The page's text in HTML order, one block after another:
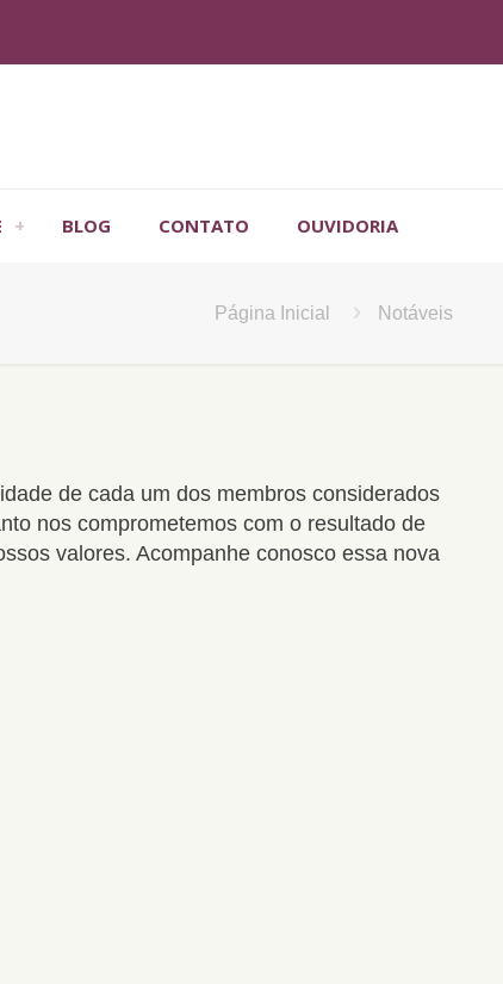
BLOG CONTATO OUVIDORIA
Página Inicial Notáveis
de cada um dos membros considerados
nos comprometemos com o resultado de
valores. Acompanhe conosco essa nova